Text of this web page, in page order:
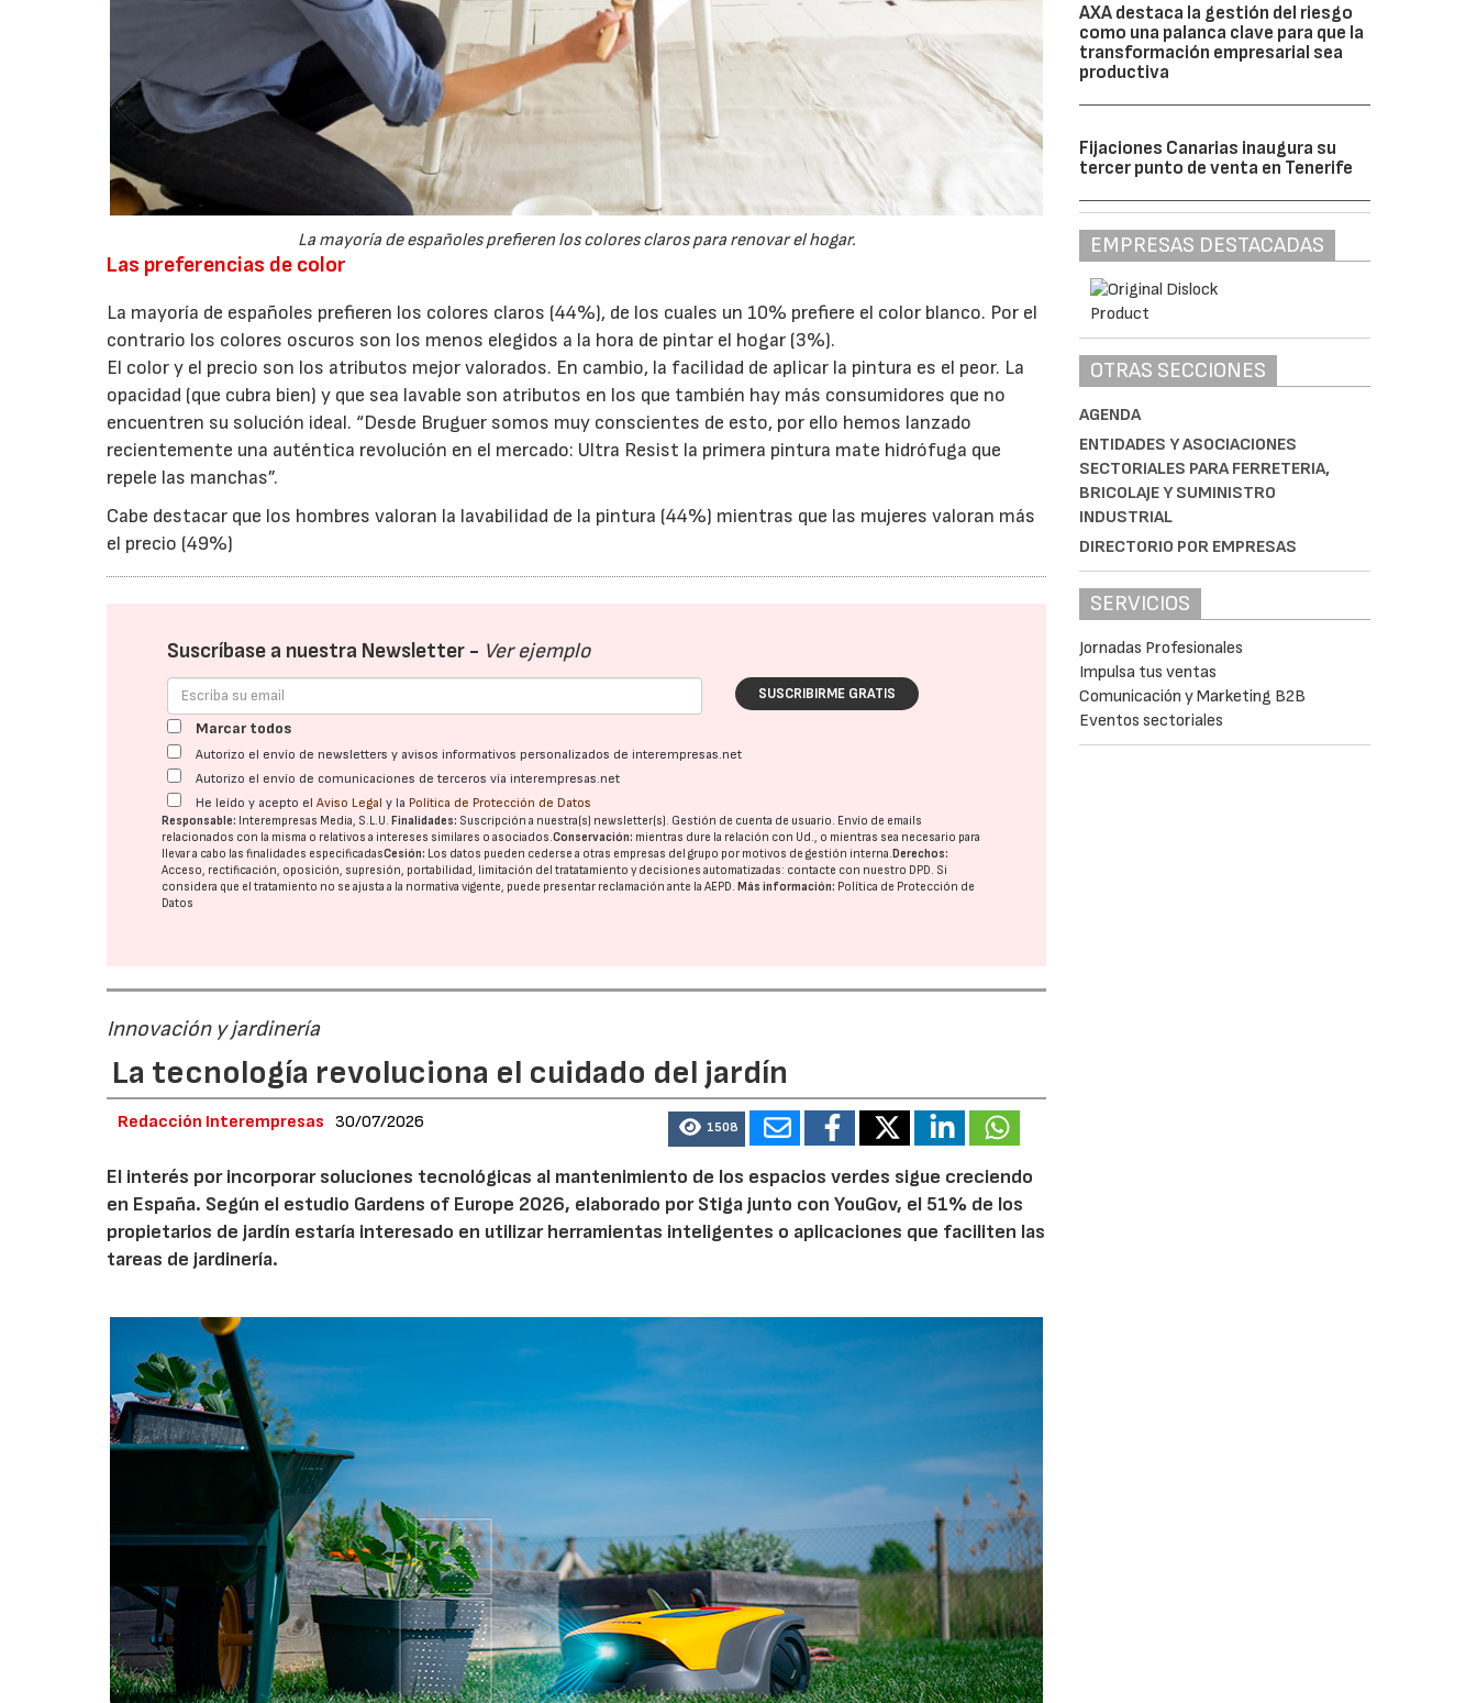
La mayoría de españoles prefieren los colores claros para renovar el hogar.
Las preferencias de color
La mayoría de españoles prefieren los colores claros (44%), de los cuales un 10% prefiere el color blanco. Por el
contrario los colores oscuros son los menos elegidos a la hora de pintar el hogar (3%).
El color y el precio son los atributos mejor valorados. En cambio, la facilidad de aplicar la pintura es el peor. La
opacidad (que cubra bien) y que sea lavable son atributos en los que también hay más consumidores que no
encuentren su solución ideal. “Desde Bruguer somos muy conscientes de esto, por ello hemos lanzado
recientemente una auténtica revolución en el mercado: Ultra Resist la primera pintura mate hidrófuga que
repele las manchas”.
Cabe destacar que los hombres valoran la lavabilidad de la pintura (44%) mientras que las mujeres valoran más
el precio (49%)
Suscríbase a nuestra Newsletter - Ver ejemplo
SUSCRIBIRME GRATIS
Marcar todos
Autorizo el envío de newsletters y avisos informativos personalizados de interempresas.net
Autorizo el envío de comunicaciones de terceros vía interempresas.net
He leído y acepto elAviso Legal y la Política de Protección de Datos
Responsable: Interempresas Media, S.L.U.Finalidades: Suscripción a nuestra(s) newsletter(s). Gestión de cuenta de usuario. Envío de emails
relacionados con la misma o relativos a intereses similares o asociados.Conservación: mientras dure la relación con Ud., o mientras sea necesario para
llevar a cabo las finalidades especificadasCesión: Los datos pueden cederse a otras empresas del grupo por motivos de gestión interna.Derechos:
Acceso, rectificación, oposición, supresión, portabilidad, limitación del tratatamiento y decisiones automatizadas: contacte con nuestro DPD. Si
considera que el tratamiento no se ajusta a la normativa vigente, puede presentar reclamación ante laAEPD.Más información: Política de Protección de
Datos
Innovación y jardinería
La tecnología revoluciona el cuidado del jardín
Redacción Interempresas 30/07/2026 1508
El interés por incorporar soluciones tecnológicas al mantenimiento de los espacios verdes sigue creciendo
en España. Según el estudio Gardens of Europe 2026, elaborado por Stiga junto con YouGov, el 51% de los
propietarios de jardín estaría interesado en utilizar herramientas inteligentes o aplicaciones que faciliten las
tareas de jardinería.
AXA destaca la gestión del riesgo
como una palanca clave para que la
transformación empresarial sea
productiva
Fijaciones Canarias inaugura su
tercer punto de venta en Tenerife
EMPRESAS DESTACADAS
OTRAS SECCIONES
AGENDA
ENTIDADES Y ASOCIACIONES
SECTORIALES PARA FERRETERIA,
BRICOLAJE Y SUMINISTRO
INDUSTRIAL
DIRECTORIO POR EMPRESAS
SERVICIOS
Jornadas Profesionales
Impulsa tus ventas
Comunicación y Marketing B2B
Eventos sectoriales